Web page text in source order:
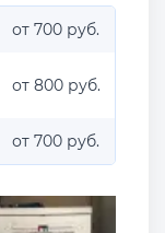
от 700 руб.
от 800 руб.
от 700 руб.